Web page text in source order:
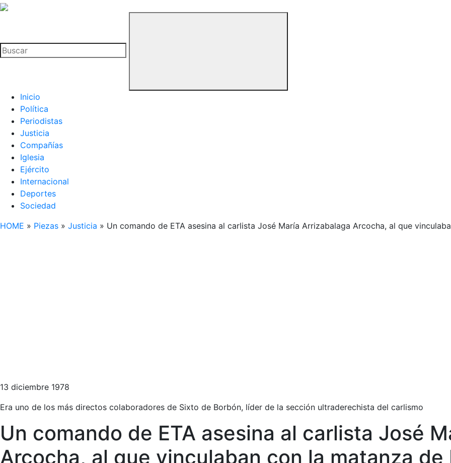
La
Buitre
Inicio
Política
Periodistas
Justicia
Compañías
Iglesia
Ejército
Internacional
Deportes
Sociedad
HOME » Piezas » Justicia » Un comando de ETA asesina al carlista José María Arrizabalaga Arcocha, al que
13 diciembre 1978
Era uno de los más directos colaboradores de Sixto de Borbón, líder de la sección ultraderechista del carlismo
Un comando de ETA asesina al carlista José
Arcocha, al que vinculaban con la matanza de